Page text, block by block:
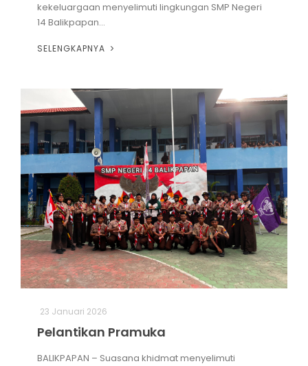
kekeluargaan menyelimuti lingkungan SMP Negeri
14 Balikpapan...
SELENGKAPNYA
23 Januari 2026
Pelantikan Pramuka
BALIKPAPAN – Suasana khidmat menyelimuti